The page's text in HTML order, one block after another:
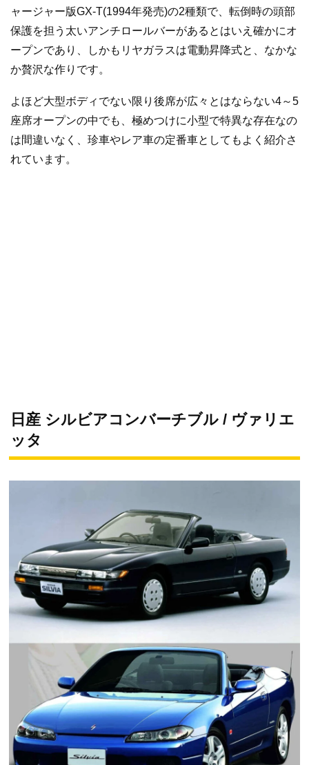
ャージャー版GX-T(1994年発売)の2種類で、転倒時の頭部
保護を担う太いアンチロールバーがあるとはいえ確かにオ
ープンであり、しかもリヤガラスは電動昇降式と、なかな
か贅沢な作りです。
よほど大型ボディでない限り後席が広々とはならない4～5
座席オープンの中でも、極めつけに小型で特異な存在なの
は間違いなく、珍車やレア車の定番車としてもよく紹介さ
れています。
日産 シルビアコンバーチブル / ヴァリエ
ッタ